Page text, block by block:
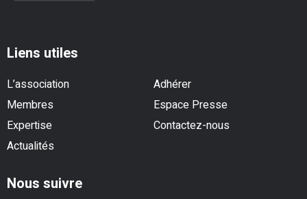
Liens utiles
L’association
Adhérer
Membres
Espace Presse
Expertise
Contactez-nous
Actualités
Nous suivre